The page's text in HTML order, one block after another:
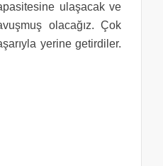
ulaşacak ve
olacağız. Çok
yerine getirdiler.